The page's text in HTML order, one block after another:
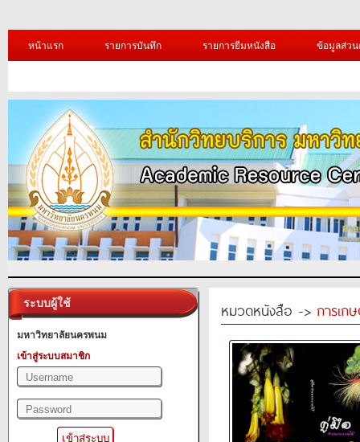
หน้าแรก รายการบันทึก รายการยืมหนังสือ ข้อมูลส่ว
ระบบผู้ใช้
มหาวิทยาลัยนครพนม
เข้าสู่ระบบสมาชิก
หมวดหนังสือ -> การเก